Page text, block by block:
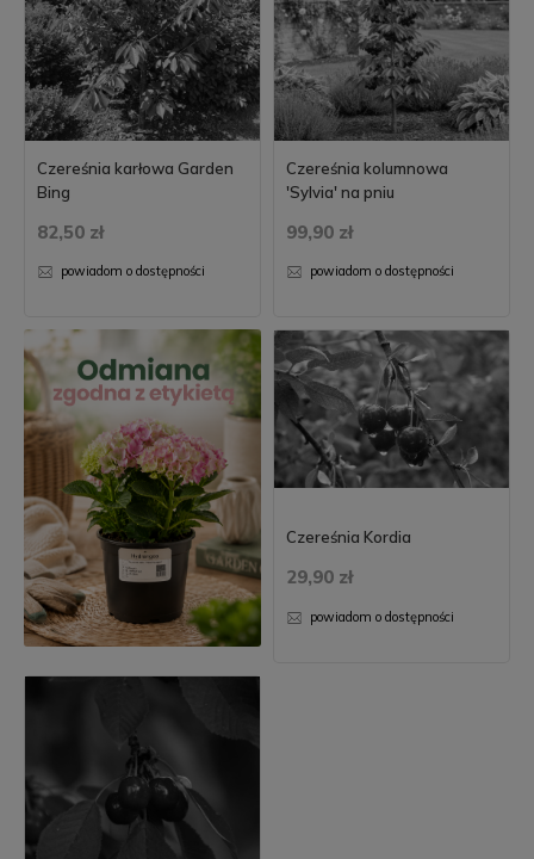
Czereśnia karłowa Garden
Bing
82,50 zł
powiadom o dostępności
Czereśnia kolumnowa
'Sylvia' na pniu
99,90 zł
powiadom o dostępności
Czereśnia Kordia
29,90 zł
powiadom o dostępności